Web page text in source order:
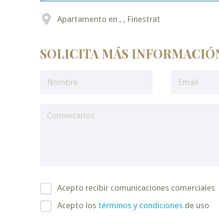
Apartamento en , , Finestrat
SOLICITA MÁS
Acepto recibir comunicaciones comerciales
Acepto los términos y condiciones de uso